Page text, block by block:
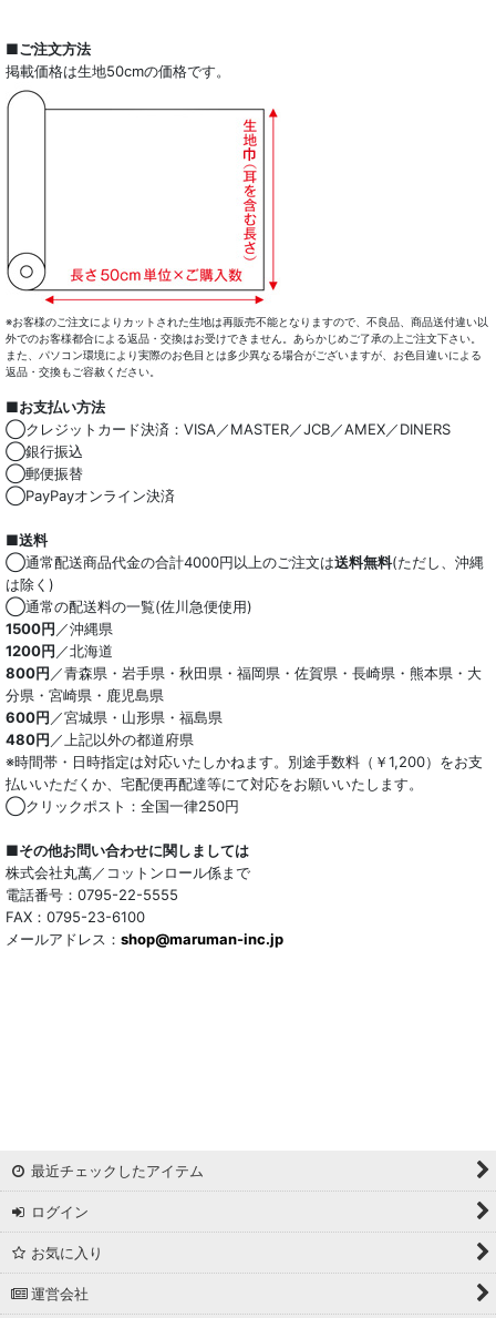
ドレスシャツ
コート・ボトム・バッグ
マスク
小物類
綿100％
麻混
ストレッチ
オーガニック
和紙混生地
ポリエステル混
テンセル混
キュプラ/レーヨン混
シルク混
ウール混
トリアセテート混
サッカー/クレープ
マドラスチェック
ドビー
撥水加工
■ご注文方法
掲載価格は生地50cmの価格です。
※お客様のご注文によりカットされた生地は再販売不能となりますので、不良品、商品送付違い以
外でのお客様都合による返品・交換はお受けできません。あらかじめご了承の上ご注文下さい。
また、パソコン環境により実際のお色目とは多少異なる場合がございますが、お色目違いによる
返品・交換もご容赦ください。
■お支払い方法
◯クレジットカード決済：VISA／MASTER／JCB／AMEX／DINERS
◯銀行振込
◯郵便振替
◯PayPayオンライン決済
■送料
◯通常配送商品代金の合計4000円以上のご注文は送料無料(ただし、沖縄
は除く)
◯通常の配送料の一覧(佐川急便使用)
1500円 ／沖縄県
1200円 ／北海道
800円 ／青森県・岩手県・秋田県・福岡県・佐賀県・長崎県・熊本県・大
分県・宮崎県・鹿児島県
600円 ／宮城県・山形県・福島県
480円 ／上記以外の都道府県
※時間帯・日時指定は対応いたしかねます。別途手数料（￥1,200）をお支
払いいただくか、宅配便再配達等にて対応をお願いいたします。
◯クリックポスト：全国一律250円
■その他お問い合わせに関しましては
株式会社丸萬／コットンロール係まで
電話番号：0795-22-5555
FAX：0795-23-6100
メールアドレス： shop@maruman-inc.jp
最近チェックしたアイテム
ログイン
お気に入り
運営会社